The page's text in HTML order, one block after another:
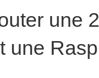
une
une